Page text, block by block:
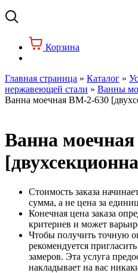
Корзина
Главная страница » Каталог »
нержавеющей стали » Ванны
Ванна моечная ВМ-2-630
Ванна
Стоимость заказа
сумма, а не цена за
Конечная цена заказа
критериев и может
Чтобы получить точную
рекомендуется
замеров. Эта услуга
накладывает на вас